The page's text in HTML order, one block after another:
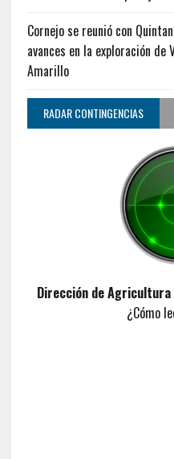
Cornejo se reunió con
avances en la exploración de
Amarillo
RADAR CONTINGENCIAS
Dirección de
¿Cómo